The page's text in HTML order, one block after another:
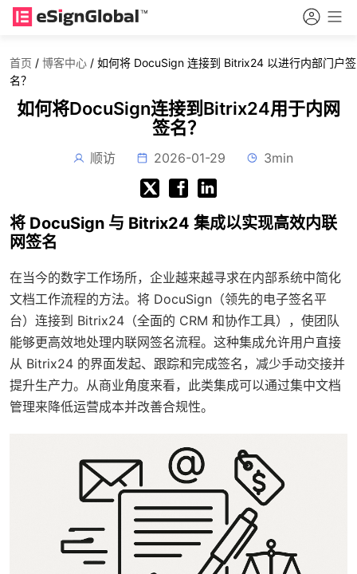
首页 / 博客中心 / 如何将 DocuSign 连接到 Bitrix24 以进行内部门户签
名？
如何将DocuSign连接到Bitrix24用于内网
签名？
顺访 2026-01-29 3min
将 DocuSign 与 Bitrix24 集成以实现高效内联
网签名
在当今的数字工作场所，企业越来越寻求在内部系统中简化
文档工作流程的方法。将 DocuSign（领先的电子签名平
台）连接到 Bitrix24（全面的 CRM 和协作工具），使团队
能够更高效地处理内联网签名流程。这种集成允许用户直接
从 Bitrix24 的界面发起、跟踪和完成签名，减少手动交接并
提升生产力。从商业角度来看，此类集成可以通过集中文档
管理来降低运营成本并改善合规性。